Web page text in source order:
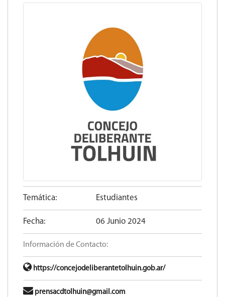
Temática: Estudiantes
Fecha: 06 Junio 2024
Información de Contacto:
https://concejodeliberantetolhuin.gob.ar/
prensacdtolhuin@gmail.com